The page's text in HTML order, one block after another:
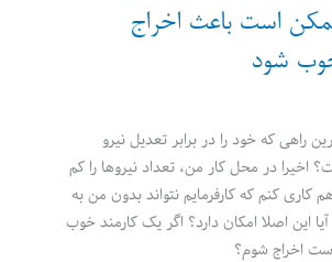
است باعث اخراج
شود
راهی که خود را در برابر تعدیل نیرو
در محل کار من، تعداد نیروها را کم
کاری کنم که کارفرمایم نتواند بدون من به
این اصلا امکان دارد؟ اگر یک کارمند خوب
اخراج شوم؟